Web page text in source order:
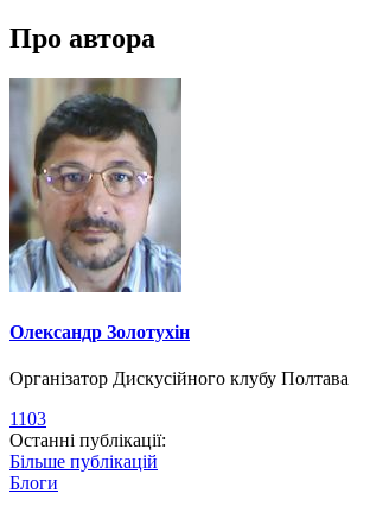
Про автора
Олександр Золотухін
Організатор Дискусійного клубу Полтава
1103
Останні публікації:
Більше публікацій
Блоги